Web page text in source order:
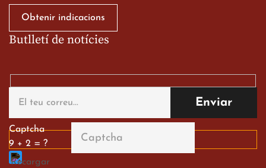
alumnes al Tortosa
English Festival
13 de març de 2026
Obtenir indicacions
Butlletí de notícies
Captcha
9 + 2 = ?